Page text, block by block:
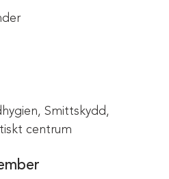
Smittskydd,
centrum